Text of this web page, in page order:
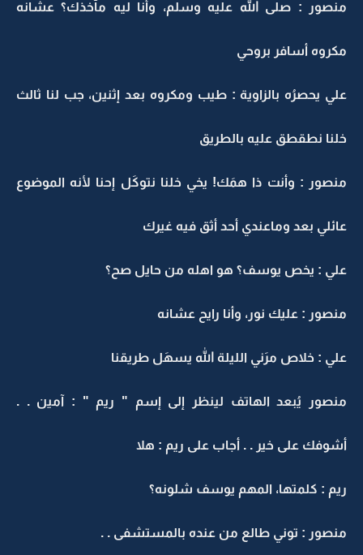
منصور : صلى الله عليه وسلم، وأنا ليه مآخذك؟ عشانه
مكروه أسافر بروحي
علي يحصرُه بالزاوية : طيب ومكروه بعد إثنين، جب لنا ثالث
خلنا نطقطق عليه بالطريق
منصور : وأنت ذا همَك! يخي خلنا نتوكَل إحنا لأنه الموضوع
عائلي بعد وماعندي أحد أثق فيه غيرك
علي : يخص يوسف؟ هو اهله من حايل صح؟
منصور : عليك نور، وأنا رايح عشانه
علي : خلاص مرَني الليلة الله يسهَل طريقنا
منصور يُبعد الهاتف لينظر إلى إسم " ريم " : آمين . .
أشوفك على خير . . أجاب على ريم : هلا
ريم : كلمتها، المهم يوسف شلونه؟
منصور : توني طالع من عنده بالمستشفى . .